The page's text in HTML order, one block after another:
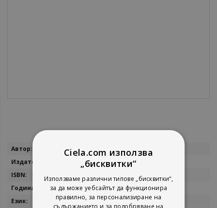
Повече
Оливие Виевиорка
Histoire Totale De La Seconde Guerre Mondiale
2024
български
Ciela.com използва
„бисквитки“
Използваме различни типове „бисквитки“,
за да може уебсайтът да функционира
правилно, за персонализиране на
съдържанието и за подобряване на